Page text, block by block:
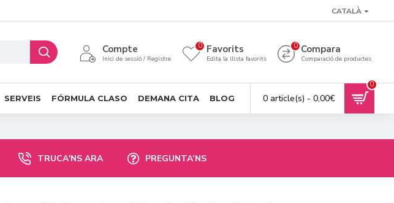
CATALÀ
Compte
Inici de sessió / Registre
Favorits
Edita la llista favorits
0 Compara
Comparació de productes
0
SERVEIS FÓRMULA CLASO DEMANA CITA BLOG 0 article(s) - 0,00€
0
TRUCA'NS ARA PREGUNTA’NS